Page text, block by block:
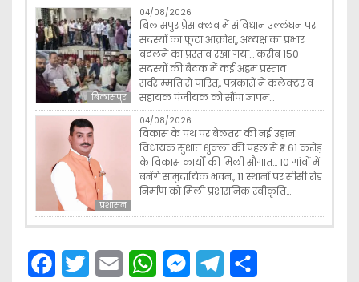
बिलासपुर
04/08/2026
बिलासपुर प्रेस क्लब में संविधान उल्लंघन पर
सदस्यों का फूटा आक्रोश,, अध्यक्ष का प्रभार
बदलने का प्रस्ताव रखा गया… करीब 150
सदस्यों की बैठक में कई अहम प्रस्ताव
सर्वसम्मति से पारित,, पत्रकारों ने कलेक्टर व
सहायक पंजीयक को सौंपा ज्ञापन…
प्रशासन
04/08/2026
विकास के पथ पर बेलतरा की नई उड़ान:
विधायक सुशांत शुक्ला की पहल से ₹3.61 करोड़
के विकास कार्यों की मिली सौगात… 10 गांवों में
बनेंगे सामुदायिक भवन,, 11 स्थानों पर सीसी रोड
निर्माण को मिली प्रशासनिक स्वीकृति…
W
M